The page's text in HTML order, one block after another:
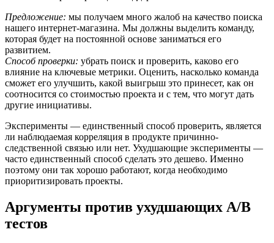
Предложение: мы получаем много жалоб на качество поиска
нашего интернет-магазина. Мы должны выделить команду,
которая будет на постоянной основе заниматься его
развитием.
Способ проверки: убрать поиск и проверить, каково его
влияние на ключевые метрики. Оценить, насколько команда
сможет его улучшить, какой выигрыш это принесет, как он
соотносится со стоимостью проекта и с тем, что могут дать
другие инициативы.
Эксперименты — единственный способ проверить, является
ли наблюдаемая корреляция в продукте причинно-
следственной связью или нет. Ухудшающие эксперименты —
часто единственный способ сделать это дешево. Именно
поэтому они так хорошо работают, когда необходимо
приоритизировать проекты.
Аргументы против ухудшающих A/B
тестов